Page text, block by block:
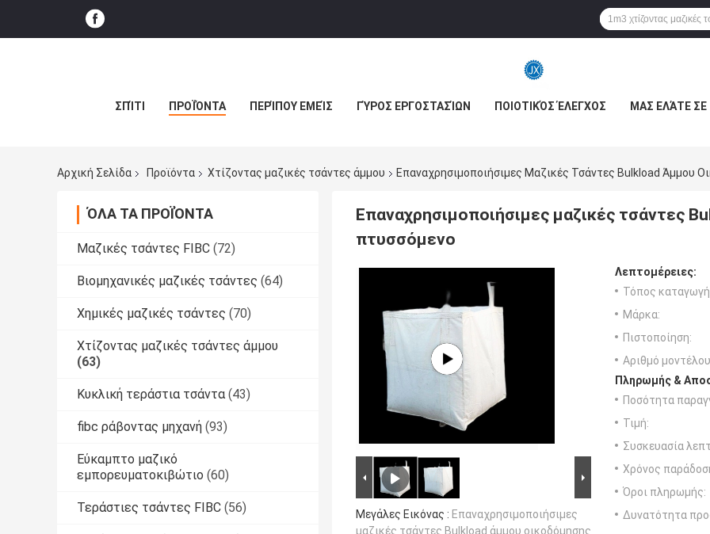
ΣΠΊΤΙ ΠΡΟΪΌΝΤΑ ΠΕΡΊΠΟΥ ΕΜΕΊΣ ΓΎΡΟΣ ΕΡΓΟΣΤΑΣΊΩΝ ΠΟΙΟΤΙΚΌΣ ΈΛΕΓΧΟΣ ΜΑΣ ΕΛΆΤΕ
Αρχική Σελίδα Προϊόντα Χτίζοντας μαζικές τσάντες άμμου Επαναχρησιμοποιήσιμες Μαζικές Τσάντες Bulkload Άμμου
ΌΛΑ ΤΑ ΠΡΟΪΌΝΤΑ
Μαζικές τσάντες FIBC (72)
Βιομηχανικές μαζικές τσάντες (64)
Χημικές μαζικές τσάντες (70)
Χτίζοντας μαζικές τσάντες άμμου
(63)
Κυκλική τεράστια τσάντα (43)
fibc ράβοντας μηχανή (93)
Εύκαμπτο μαζικό
εμπορευματοκιβώτιο (60)
Τεράστιες τσάντες FIBC (56)
Επαναχρησιμοποιήσιμες μαζικές τσάντες
πτυσσόμενο
Μεγάλες Εικόνας : Επαναχρησιμοποιήσιμες
μαζικές τσάντες Bulkload άμμου οικοδόμησης
Λεπτομέρειες:
Τόπος
Μάρκα:
Πιστοποίηση:
Αριθμό
Πληρωμής &
Ποσότητα
Τιμή:
Συσκευασία
Χρόνος
Όροι πληρωμής:
Δυνατότητα